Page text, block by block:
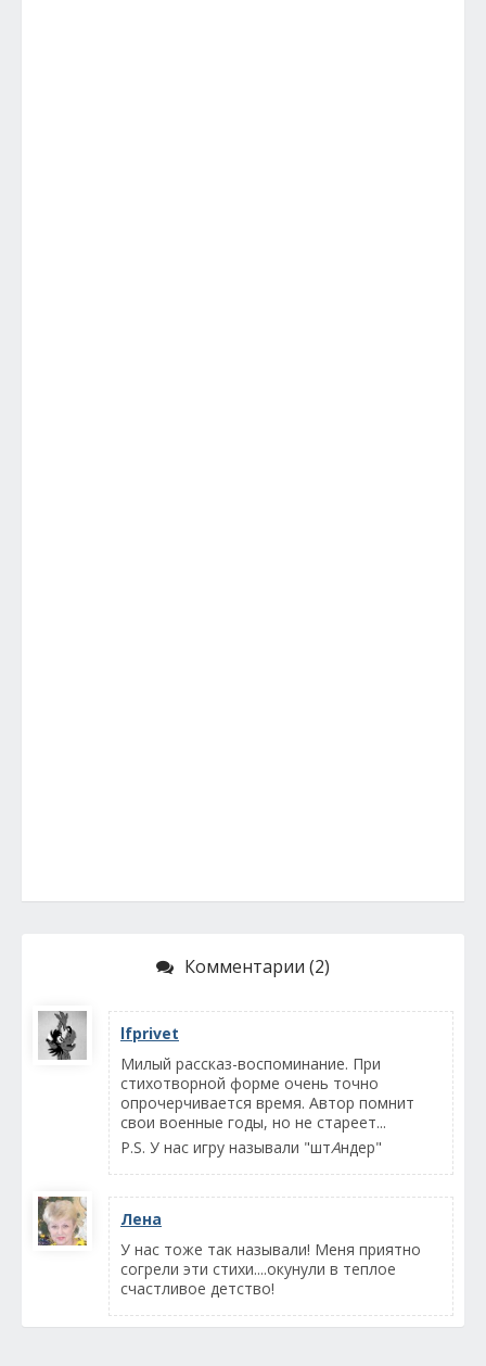
Комментарии (2)
lfprivet
Милый рассказ-воспоминание. При
стихотворной форме очень точно
опрочерчивается время. Автор помнит
свои военные годы, но не стареет...
P.S. У нас игру называли "штАндер"
Лена
У нас тоже так называли! Меня приятно
согрели эти стихи....окунули в теплое
счастливое детство!